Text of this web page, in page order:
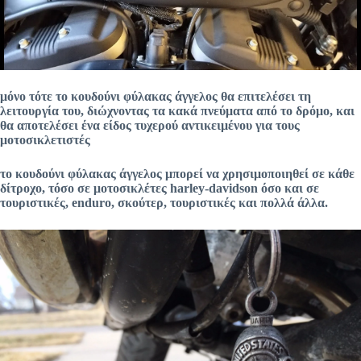
μόνο τότε το κουδούνι φύλακας άγγελος θα επιτελέσει τη
λειτουργία του, διώχνοντας τα κακά πνεύματα από το δρόμο, και
θα αποτελέσει ένα είδος τυχερού αντικειμένου για τους
μοτοσικλετιστές
το κουδούνι φύλακας άγγελος μπορεί να χρησιμοποιηθεί σε κάθε
δίτροχο, τόσο σε μοτοσικλέτες harley-davidson όσο και σε
τουριστικές, enduro, σκούτερ, τουριστικές και πολλά άλλα.